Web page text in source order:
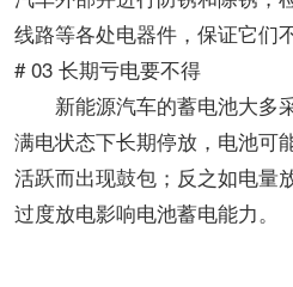
线路等各处电器件，保证它们
# 03 长期亏电要不得
新能源汽车的蓄电池大多
满电状态下长期停放，电池可
活跃而出现鼓包；反之如电量
过度放电影响电池蓄电能力。